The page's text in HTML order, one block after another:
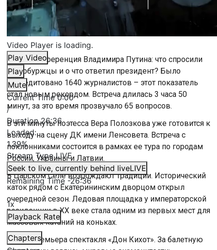
Video Player is loading.
Play Video
Play
Mute
Current Time0:00
/
Duration26:36
Loaded:
1.39%
Stream TypeLIVE
Seek to live, currently behind liveLIVE
Remaining Time -26:36
1x
Playback Rate
Chapters
Пресс-конференция Владимира Путина: что спросили
петербуржцы и о что ответил президент? Было
аккредитовано 1640 журналистов – этот показатель
стал новым рекордом. Встреча длилась 3 часа 50
минут, за это время прозвучало 65 вопросов.
В эти минуты поэтесса Вера Полозкова уже готовится к
выходу на сцену ДК имени Ленсовета. Встреча с
поклонниками состоится в рамках ее тура по городам
России, Украины и Латвии.
В Царском Селе возрождают традиции. Исторический
каток рядом с Екатерининским дворцом открыл
очередной сезон. Ледовая площадка у императорской
резиденции в XX веке стала одним из первых мест для
массовых катаний на коньках.
В БДТ премьера спектакля «Дон Кихот». За балетную